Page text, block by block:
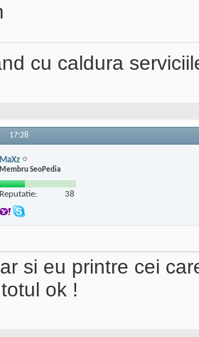
cu caldura
17:28
MaXz
Membru SeoPedia
Reputatie: 38
si eu printre cei
ok !